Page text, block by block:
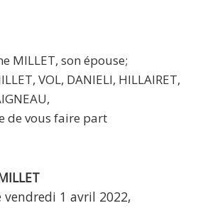
MILLET, son épouse;
VOL, DANIELI, HILLAIRET,
de vous faire part
vendredi 1 avril 2022,